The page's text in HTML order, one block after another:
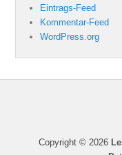
Eintrags-Feed
Kommentar-Feed
WordPress.org
Copyright © 2026